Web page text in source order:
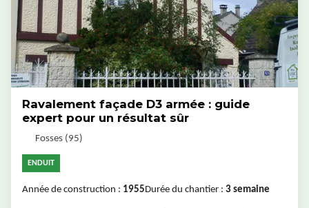
Ravalement façade D3 armée : guide
expert pour un résultat sûr
Fosses (95)
ENDUIT
Année de construction : 1955Durée du chantier : 3 semaine